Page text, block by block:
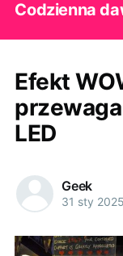
Codzienna
Efekt
LED
Geek
31 sty 2025